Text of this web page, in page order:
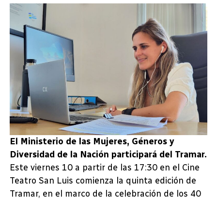
El Ministerio de las Mujeres, Géneros y
Diversidad de la Nación participará del Tramar.
Este viernes 10 a partir de las 17:30 en el Cine
Teatro San Luis comienza la quinta edición de
Tramar, en el marco de la celebración de los 40